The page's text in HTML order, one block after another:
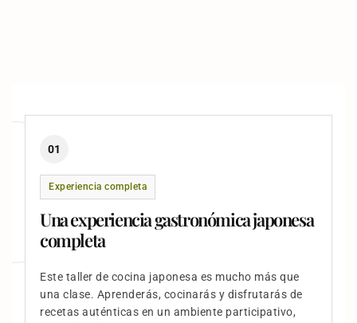
01
Experiencia completa
Una experiencia gastronómica japonesa
completa
Este taller de cocina japonesa es mucho más que
una clase. Aprenderás, cocinarás y disfrutarás de
recetas auténticas en un ambiente participativo,